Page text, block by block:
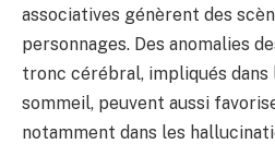
associatives génèrent des
personnages. Des anomalies
tronc cérébral, impliqués dans
sommeil, peuvent aussi
notamment dans les